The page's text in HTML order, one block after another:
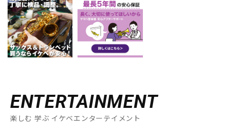
ENTERTAINMENT
楽しむ 学ぶ イケベエンターテイメント